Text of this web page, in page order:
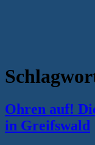
Ohren auf!
in Greifswald